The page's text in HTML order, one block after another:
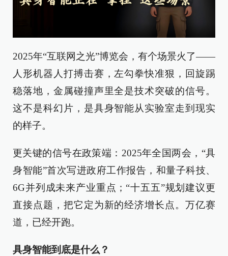
2025年“互联网之光”博览会，有个场景火了——
人形机器人打搏击赛，左勾拳快准狠，回旋踢
稳落地，金属碰撞声里全是技术突破的信号。
这不是科幻片，是具身智能从实验室走到现实
的样子。
更关键的信号在政策端：2025年全国两会，“具
身智能”首次写进政府工作报告，和量子科技、
6G并列成未来产业重点；“十五五”规划建议更
直接点题，把它定为新的经济增长点。万亿赛
道，已经开跑。
具身智能到底是什么？